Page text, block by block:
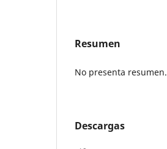
Resumen
No presenta resumen.
Descargas